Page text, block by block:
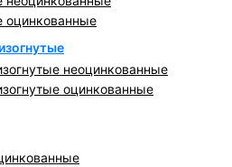
оцинкованные
неоцинкованные
оцинкованные